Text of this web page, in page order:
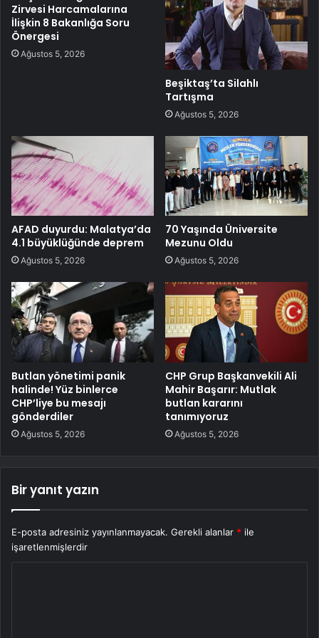
Zirvesi Harcamalarına
İlişkin 8 Bakanlığa Soru
Önergesi
Ağustos 5, 2026
Beşiktaş’ta Silahlı
Tartışma
Ağustos 5, 2026
AFAD duyurdu: Malatya’da
4.1 büyüklüğünde deprem
Ağustos 5, 2026
70 Yaşında Üniversite
Mezunu Oldu
Ağustos 5, 2026
Butlan yönetimi panik
halinde! Yüz binlerce
CHP’liye bu mesajı
gönderdiler
Ağustos 5, 2026
CHP Grup Başkanvekili Ali
Mahir Başarır: Mutlak
butlan kararını
tanımıyoruz
Ağustos 5, 2026
Bir yanıt yazın
E-posta adresiniz yayınlanmayacak. Gerekli alanlar * ile
işaretlenmişlerdir